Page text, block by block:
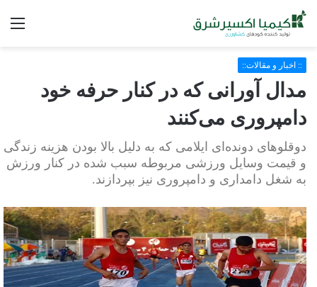
:: اخبار و مقالات::
مدال آورانی که در کنار حرفه خود
دامپروری می‌کنند
دوقلوهای دونده‌ای ایلامی که به دلیل بالا بودن هزینه زندگی
و قیمت وسایل ورزشی مربوطه سبب شده در کنار ورزش
به شغل دامداری و دامپروری نیز بپردازند.